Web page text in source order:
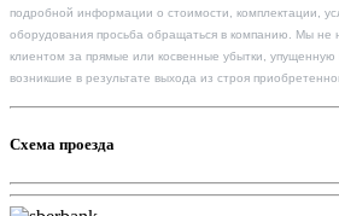
подробной информации о стоимости, комплектации,
оборудования просьба обращаться в компанию. Мы не
клиентом за прямые или косвенные убытки,
возникшие в результате выхода из строя
Схема проезда